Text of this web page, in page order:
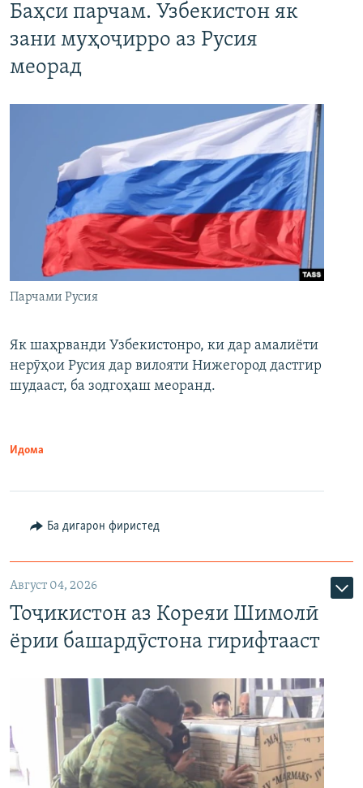
Баҳси парчам. Узбекистон як
зани муҳоҷирро аз Русия
меорад
Парчами Русия
Як шаҳрванди Узбекистонро, ки дар амалиёти
нерӯҳои Русия дар вилояти Нижегород дастгир
шудааст, ба зодгоҳаш меоранд.
Идома
Ба дигарон фиристед
Август 04, 2026
Тоҷикистон аз Кореяи Шимолӣ
ёрии башардӯстона гирифтааст